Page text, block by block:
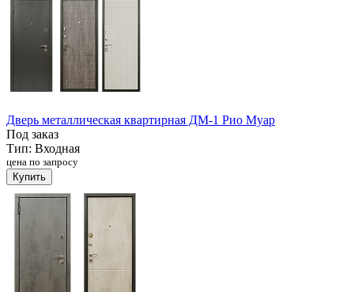
Дверь металлическая квартирная ДМ-1 Рио Муар
Под заказ
Тип: Входная
цена по запросу
Купить